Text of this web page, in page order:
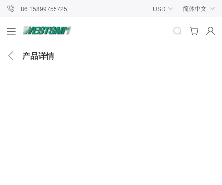
+86 15899755725 USD 简体中文
产品详情